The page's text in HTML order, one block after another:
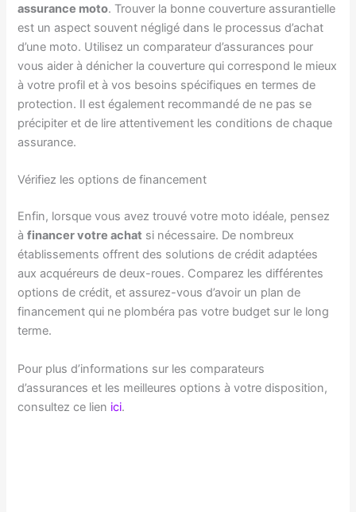
assurance moto. Trouver la bonne couverture assurantielle
est un aspect souvent négligé dans le processus d’achat
d’une moto. Utilisez un comparateur d’assurances pour
vous aider à dénicher la couverture qui correspond le mieux
à votre profil et à vos besoins spécifiques en termes de
protection. Il est également recommandé de ne pas se
précipiter et de lire attentivement les conditions de chaque
assurance.
Vérifiez les options de financement
Enfin, lorsque vous avez trouvé votre moto idéale, pensez
àfinancer votre achat si nécessaire. De nombreux
établissements offrent des solutions de crédit adaptées
aux acquéreurs de deux-roues. Comparez les différentes
options de crédit, et assurez-vous d’avoir un plan de
financement qui ne plombéra pas votre budget sur le long
terme.
Pour plus d’informations sur les comparateurs
d’assurances et les meilleures options à votre disposition,
consultez ce lien ici.